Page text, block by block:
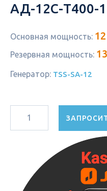
АД-12С-Т400-
Основная мощность:
Резервная мощность:
Генератор: TSS-SA-12